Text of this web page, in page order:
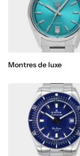
Montres de luxe